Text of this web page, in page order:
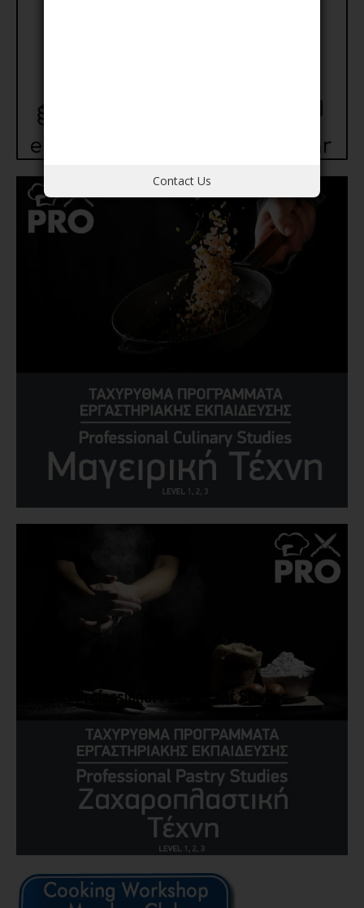
Contact Us